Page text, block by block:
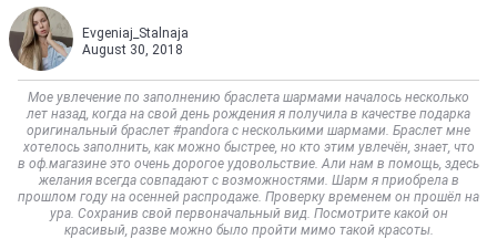
Evgeniaj_Stalnaja
August 30, 2018
Мое увлечение по заполнению браслета шармами началось несколько
лет назад, когда на свой день рождения я получила в качестве подарка
оригинальный браслет #pandora с несколькими шармами. Браслет мне
хотелось заполнить, как можно быстрее, но кто этим увлечён, знает, что
в оф.магазине это очень дорогое удовольствие. Али нам в помощь, здесь
желания всегда совпадают с возможностями. Шарм я приобрела в
прошлом году на осенней распродаже. Проверку временем он прошёл на
ура. Сохранив свой первоначальный вид. Посмотрите какой он
красивый, разве можно было пройти мимо такой красоты.